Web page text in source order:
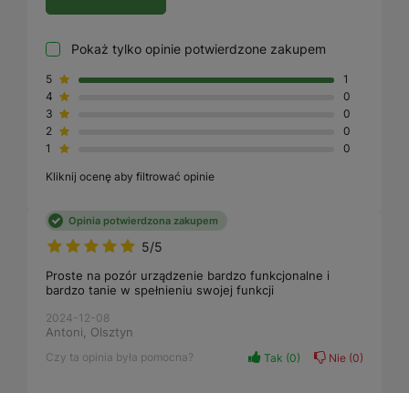
Pokaż tylko opinie potwierdzone zakupem
5
1
4
0
3
0
2
0
1
0
Kliknij ocenę aby filtrować opinie
5/5
Opinia potwierdzona zakupem
Proste na pozór urządzenie bardzo funkcjonalne i
bardzo tanie w spełnieniu swojej funkcji
2024-12-08
Antoni, Olsztyn
Czy ta opinia była pomocna? Tak 0 Nie 0